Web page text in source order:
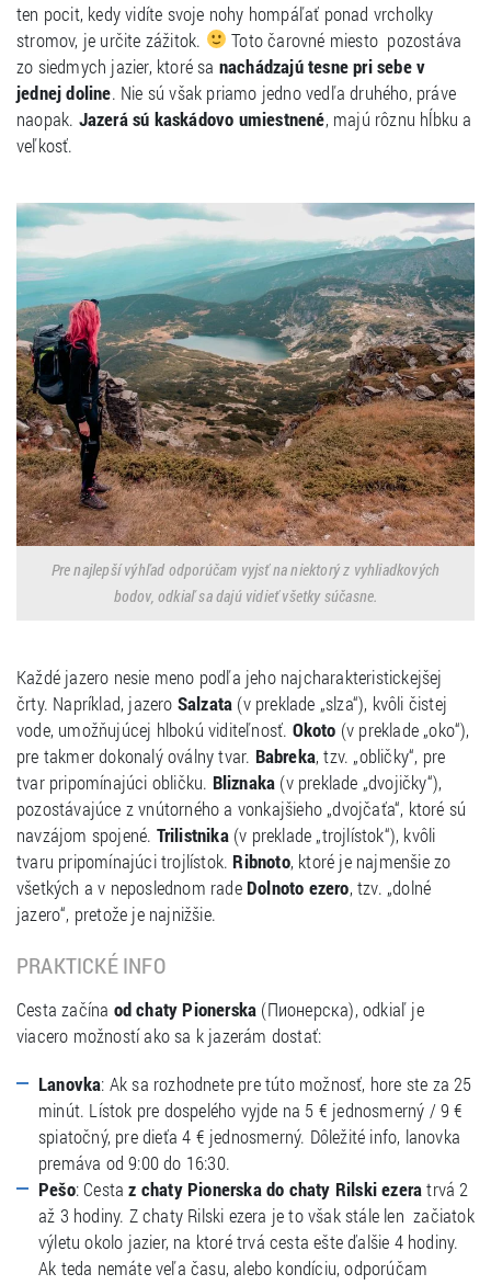
ten pocit, kedy vidíte svoje nohy hompáľať ponad vrcholky
stromov, je určite zážitok.
Toto čarovné miesto pozostáva
zo siedmych jazier, ktoré sa nachádzajú tesne pri sebe v
jednej doline. Nie sú však priamo jedno vedľa druhého, práve
naopak. Jazerá sú kaskádovo umiestnené, majú rôznu hĺbku a
veľkosť.
Pre najlepší výhľad odporúčam vyjsť na niektorý z vyhliadkových
bodov, odkiaľ sa dajú vidieť všetky súčasne.
Každé jazero nesie meno podľa jeho najcharakteristickejšej
črty. Napríklad, jazero Salzata (v preklade „slza“), kvôli čistej
vode, umožňujúcej hlbokú viditeľnosť. Okoto (v preklade „oko“),
pre takmer dokonalý oválny tvar. Babreka, tzv. „obličky“, pre
tvar pripomínajúci obličku. Bliznaka (v preklade „dvojičky“),
pozostávajúce z vnútorného a vonkajšieho „dvojčaťa“, ktoré sú
navzájom spojené. Trilistnika(v preklade „trojlístok“), kvôli
tvaru pripomínajúci trojlístok. Ribnoto, ktoré je najmenšie zo
všetkých a v neposlednom rade Dolnoto ezero, tzv. „dolné
jazero“, pretože je najnižšie.
PRAKTICKÉ INFO
Cesta začína od chaty Pionerska (Пионерска), odkiaľ je
viacero možností ako sa k jazerám dostať:
Lanovka: Ak sa rozhodnete pre túto možnosť, hore ste za 25
minút. Lístok pre dospelého vyjde na 5 € jednosmerný / 9 €
spiatočný, pre dieťa 4 € jednosmerný. Dôležité info, lanovka
premáva od 9:00 do 16:30.
Pešo: Cestaz chaty Pionerska do chaty Rilski ezeratrvá 2
až 3 hodiny. Z chaty Rilski ezera je to však stále len začiatok
výletu okolo jazier, na ktoré trvá cesta ešte ďalšie 4 hodiny.
Ak teda nemáte veľa času, alebo kondíciu, odporúčam